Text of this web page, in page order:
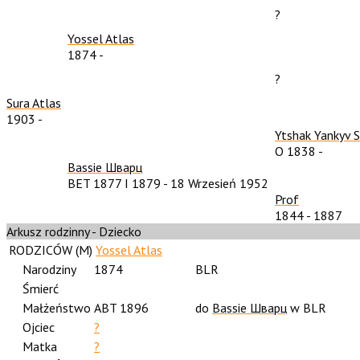
?
Yossel Atlas
1874 -
?
Sura Atlas
1903 -
Ytshak Yankyv
O 1838 -
Bassie Шварц
BET 1877 I 1879 - 18 Wrzesień 1952
Prof
1844 - 1887
Arkusz rodzinny - Dziecko
RODZICÓW (M) Yossel Atlas
Narodziny
1874
BLR
Śmierć
Małżeństwo ABT 1896 do Bassie Шварц w BLR
Ojciec
?
Matka
?